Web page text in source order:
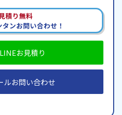
積り無料
ンお問い合わせ！
LINEお見積り
ルお問い合わせ